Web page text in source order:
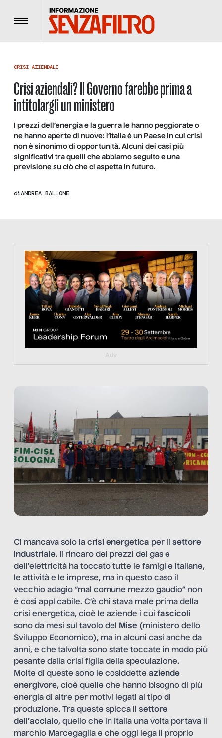
Menu
CRISI AZIENDALI
Crisi aziendali? Il Governo farebbe prima a
intitolargli un ministero
I prezzi dell’energia e la guerra le hanno peggiorate o
ne hanno aperte di nuove: l’Italia è un Paese in cui crisi
non è sinonimo di opportunità. Alcuni dei casi più
significativi tra quelli che abbiamo seguito e una
previsione su ciò che ci aspetta in futuro.
diANDREA BALLONE
https://tinyurl.com/363fvfm9
Adv
Ci mancava solo la crisi energetica per il settore
industriale. Il rincaro dei prezzi del gas e
dell’elettricità ha toccato tutte le famiglie italiane,
le attività e le imprese, ma in questo caso il
vecchio adagio “mal comune mezzo gaudio” non
è così applicabile. C’è chi stava male prima della
crisi energetica, cioè le aziende i cui fascicoli
sono da mesi sul tavolo del
Mise (ministero dello
Sviluppo Economico), ma in alcuni casi anche da
anni, e che talvolta sono state toccate in modo più
pesante dalla crisi figlia della speculazione.
Molte di queste sono le cosiddette aziende
energivore, cioè quelle che hanno bisogno di più
energia di altre per motivi legati al tipo di
produzione. Tra queste spicca il settore
dell’acciaio, quello che in Italia una volta portava il
marchio Marcegaglia e che oggi lega il proprio